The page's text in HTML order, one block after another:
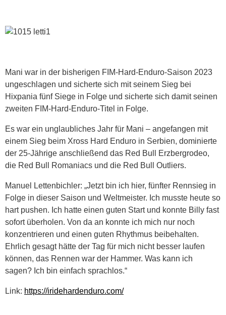
Mani war in der bisherigen FIM-Hard-Enduro-Saison 2023
ungeschlagen und sicherte sich mit seinem Sieg bei
Hixpania fünf Siege in Folge und sicherte sich damit seinen
zweiten FIM-Hard-Enduro-Titel in Folge.
Es war ein unglaubliches Jahr für Mani – angefangen mit
einem Sieg beim Xross Hard Enduro in Serbien, dominierte
der 25-Jährige anschließend das Red Bull Erzbergrodeo,
die Red Bull Romaniacs und die Red Bull Outliers.
Manuel Lettenbichler: „Jetzt bin ich hier, fünfter Rennsieg in
Folge in dieser Saison und Weltmeister. Ich musste heute so
hart pushen. Ich hatte einen guten Start und konnte Billy fast
sofort überholen. Von da an konnte ich mich nur noch
konzentrieren und einen guten Rhythmus beibehalten.
Ehrlich gesagt hätte der Tag für mich nicht besser laufen
können, das Rennen war der Hammer. Was kann ich
sagen? Ich bin einfach sprachlos.“
Link: https://iridehardenduro.com/